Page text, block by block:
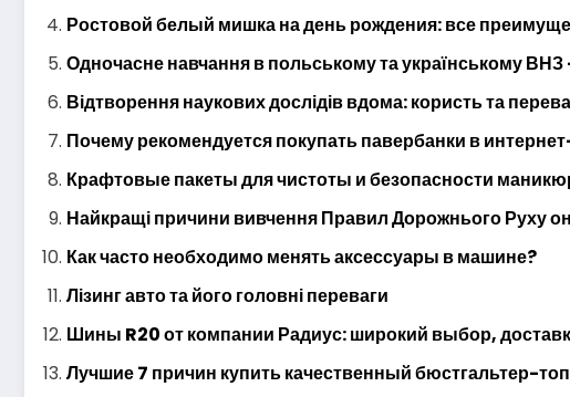
Ростовой белый мишка на день рождения: все
Одночасне навчання в польському та українському
Відтворення наукових дослідів вдома: користь та
Почему рекомендуется покупать павербанки в
Крафтовые пакеты для чистоты и безопасности
Найкращі причини вивчення Правил Дорожнього Руху
Как часто необходимо менять аксессуары в машине?
Лізинг авто та його головні переваги
Шины R20 от компании Радиус: широкий выбор,
Лучшие 7 причин купить качественный бюстгальтер-топ